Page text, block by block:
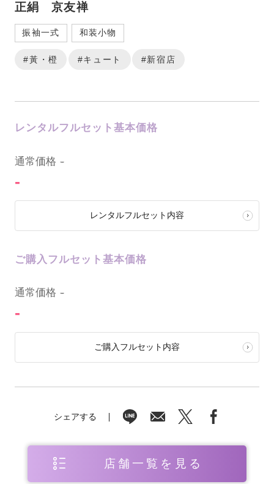
正絹 京友禅
振袖一式 和装小物
#黃・橙 #キュート #新宿店
レンタルフルセット基本価格
通常価格 -
-
レンタルフルセット内容
ご購入フルセット基本価格
通常価格 -
-
ご購入フルセット内容
シェアする
店舗一覧を見る